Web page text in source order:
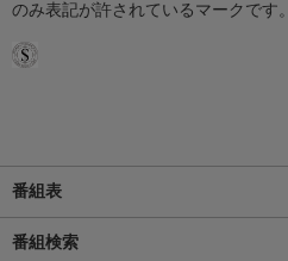
のみ表記が許されているマークです。
番組表
番組検索